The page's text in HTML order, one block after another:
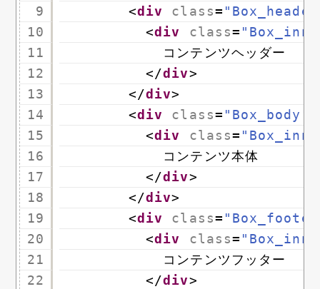
9
10
11
12
13
14
15
16
17
18
19
20
21
22
<div class=
<div class=
コンテンツヘッダー
</div>
</div>
<div class= "Box_body"
<div class=
コンテンツ本体
</div>
</div>
<div class=
<div class=
コンテンツフッター
</div>